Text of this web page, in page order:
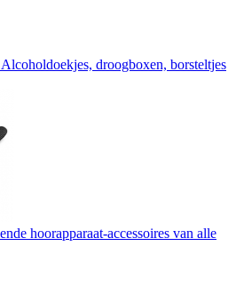
Alcoholdoekjes, droogboxen, borsteltjes
hoorapparaat-accessoires van alle